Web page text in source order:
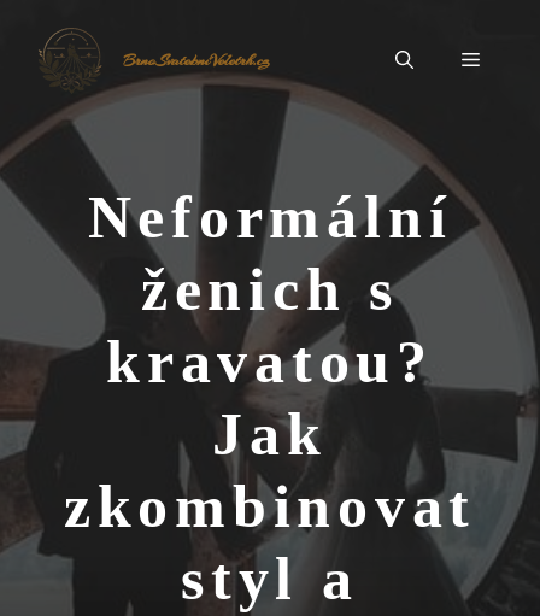
obsah
BrnoSvatebníVeletrh.cz Menu
Neformální
ženich s
kravatou?
Jak
zkombinovat
styl a